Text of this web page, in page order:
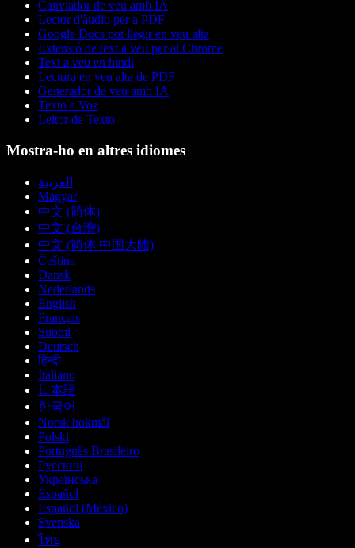
Canviador de veu amb IA
Lector d'àudio per a PDF
Google Docs pot llegir en veu alta
Extensió de text a veu per al Chrome
Text a veu en hindi
Lectura en veu alta de PDF
Generador de veu amb IA
Texto a Voz
Leitor de Texto
Mostra-ho en altres idiomes
العربية
Magyar
中文 (简体)
中文 (台灣)
中文 (简体 中国大陆)
Čeština
Dansk
Nederlands
English
Français
Suomi
Deutsch
हिन्दी
Italiano
日本語
한국어
Norsk bokmål
Polski
Português Brasileiro
Русский
Українська
Español
Español (México)
Svenska
ไทย